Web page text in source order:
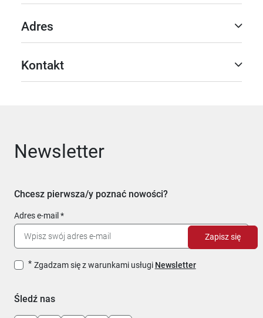
Adres
Kontakt
Newsletter
Chcesz pierwsza/y poznać nowości?
Adres e-mail
Zgadzam się z warunkami usługi Newsletter
Zapisz się
Śledź nas